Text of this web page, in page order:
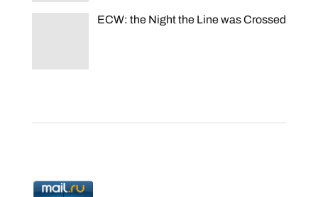
ECW: the Night the Line was Crossed